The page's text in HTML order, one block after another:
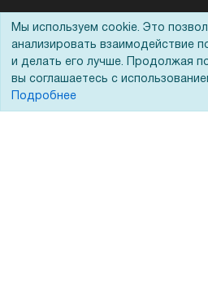
Помощь
Вопрос-ответ
Реквизиты
Мы используем cookie. Это
анализировать взаимодействие
и делать его лучше. Продолжая
вы соглашаетесь с
Подробнее
Для Вас доступно эксклюзивное
заказе этого товара
Получить скидку Не